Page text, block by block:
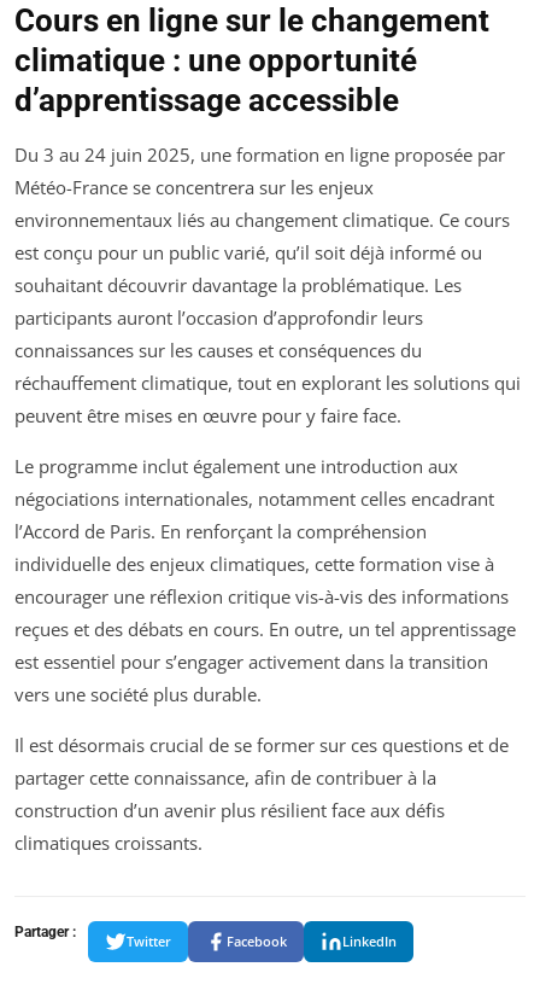
Cours en ligne sur le changement
climatique : une opportunité
d’apprentissage accessible
Du 3 au 24 juin 2025, une formation en ligne proposée par
Météo-France se concentrera sur les enjeux
environnementaux liés au changement climatique. Ce cours
est conçu pour un public varié, qu’il soit déjà informé ou
souhaitant découvrir davantage la problématique. Les
participants auront l’occasion d’approfondir leurs
connaissances sur les causes et conséquences du
réchauffement climatique, tout en explorant les solutions qui
peuvent être mises en œuvre pour y faire face.
Le programme inclut également une introduction aux
négociations internationales, notamment celles encadrant
l’Accord de Paris. En renforçant la compréhension
individuelle des enjeux climatiques, cette formation vise à
encourager une réflexion critique vis-à-vis des informations
reçues et des débats en cours. En outre, un tel apprentissage
est essentiel pour s’engager activement dans la transition
vers une société plus durable.
Il est désormais crucial de se former sur ces questions et de
partager cette connaissance, afin de contribuer à la
construction d’un avenir plus résilient face aux défis
climatiques croissants.
Partager :
Twitter Facebook LinkedIn